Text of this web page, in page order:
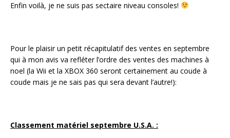
Enfin voilà, je ne suis pas sectaire niveau consoles!
Pour le plaisir un petit récapitulatif des ventes en septembre
qui à mon avis va refléter l’ordre des ventes des machines à
noel (la Wii et la XBOX 360 seront certainement au coude à
coude mais je ne sais pas qui sera devant l’autre!):
Classement matériel septembre U.S.A. :